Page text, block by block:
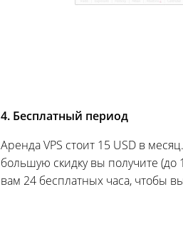
4. Бесплатный период
Аренда VPS стоит 15 USD в
большую скидку вы получите (до
вам 24 бесплатных часа, чтобы